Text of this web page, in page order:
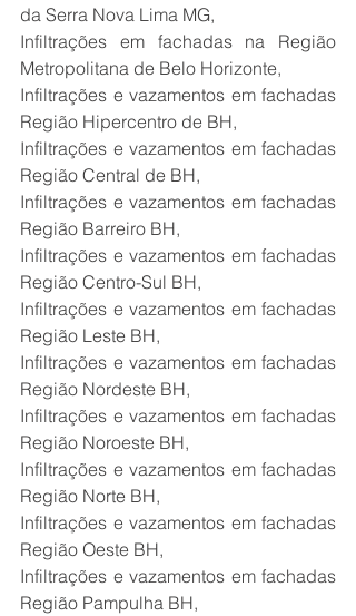
da Serra Nova Lima MG,
Infiltrações em fachadas na Região
Metropolitana de Belo Horizonte,
Infiltrações e vazamentos em fachadas
Região Hipercentro de BH,
Infiltrações e vazamentos em fachadas
Região Central de BH,
Infiltrações e vazamentos em fachadas
Região Barreiro BH,
Infiltrações e vazamentos em fachadas
Região Centro-Sul BH,
Infiltrações e vazamentos em fachadas
Região Leste BH,
Infiltrações e vazamentos em fachadas
Região Nordeste BH,
Infiltrações e vazamentos em fachadas
Região Noroeste BH,
Infiltrações e vazamentos em fachadas
Região Norte BH,
Infiltrações e vazamentos em fachadas
Região Oeste BH,
Infiltrações e vazamentos em fachadas
Região Pampulha BH,